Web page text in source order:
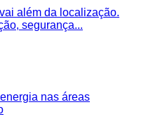
além da localização.
segurança...